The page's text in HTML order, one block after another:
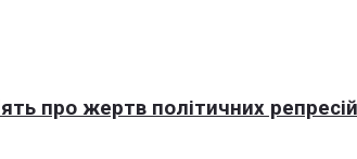
про жертв політичних репресій